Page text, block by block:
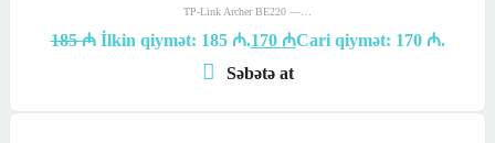
TP-Link Archer BE220 —…
185₼ İlkin qiymət: 185 ₼.170 ₼Cari qiymət: 170 ₼.
Səbətə at